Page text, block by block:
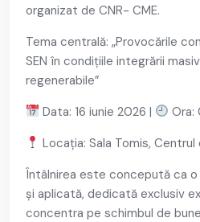
organizat de CNR- CME.
Tema centrală: „Provocările
SEN în condițiile integrării
regenerabile”
Data: 16 iunie 2026 |
Locația: Sala Tomis,
Întâlnirea este concepută ca
și aplicată, dedicată exclusiv
concentra pe schimbul de